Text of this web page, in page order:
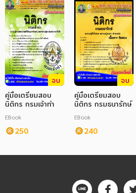
จบ
คู่มือเตรียมสอบ
นิติกร กรมเจ้าท่า
EBook
250
จบ
คู่มือเตรียมสอบ
นิติกร กรมธนารักษ์
EBook
240